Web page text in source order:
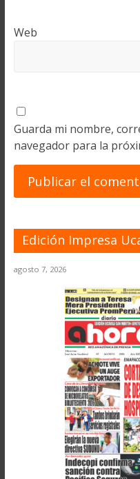
Web
Guarda mi nombre,
navegador para la
Edición Impresa
agosto 7, 2026